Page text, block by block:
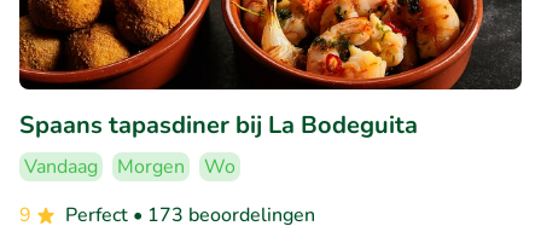
Spaans tapasdiner bij La Bodeguita
Vandaag Morgen
Wo
9
Perfect • 173 beoordelingen